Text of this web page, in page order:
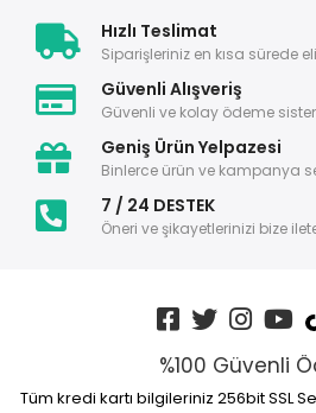
Hızlı Teslimat
Siparişleriniz en kısa sürede
Güvenli Alışveriş
Güvenli ve kolay ödeme
Geniş Ürün Yelpazesi
Binlerce ürün ve kampanya
7 / 24 DESTEK
Öneri ve şikayetlerinizi bize
%100 Güvenli
Tüm kredi kartı bilgileriniz 256bit SSL